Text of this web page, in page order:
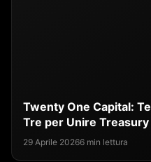
Twenty One Capital:
Tre per Unire
29 Aprile 20266 min lettura